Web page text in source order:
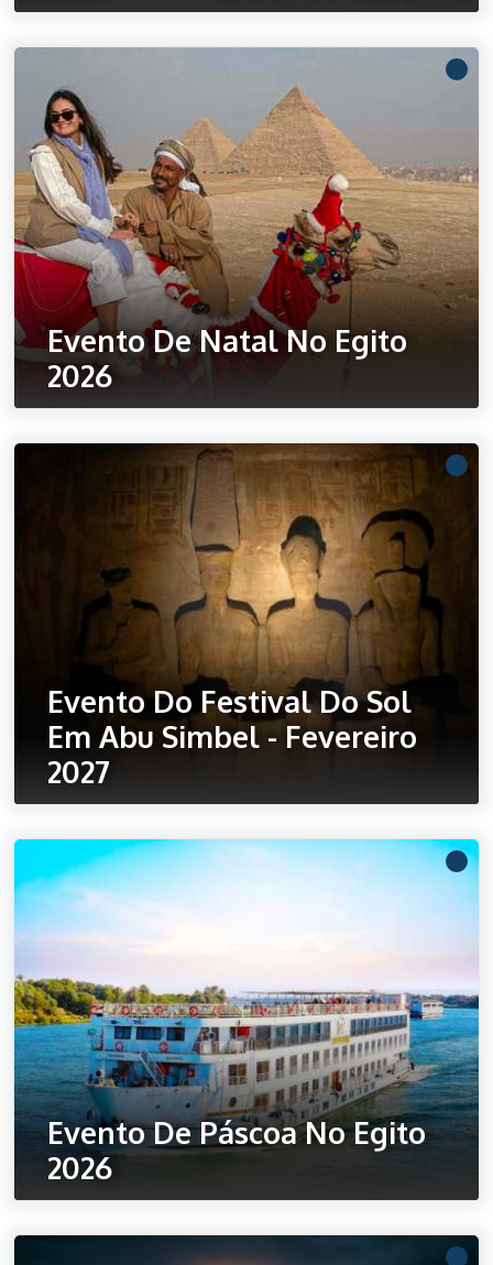
Evento De Natal No Egito
2026
Evento Do Festival Do Sol
Em Abu Simbel - Fevereiro
2027
Evento De Páscoa No Egito
2026